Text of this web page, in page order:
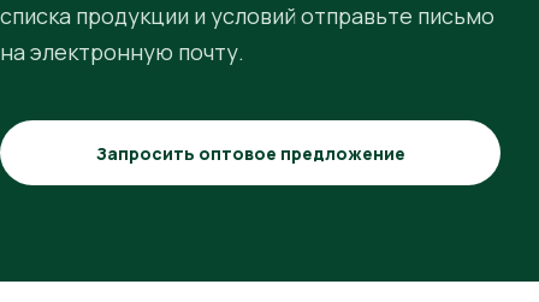
списка продукции и условий отправьте письмо
на электронную почту.
Запросить оптовое предложение